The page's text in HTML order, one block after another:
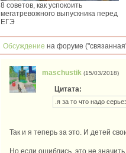
8 советов, как успокоить
мегатревожного выпускника перед
ЕГЭ
Обсуждение на форуме
maschustik (15/03/2018)
Цитата:
.я за то что надо
Так и я теперь за это. И детей
Но если ошиблись, это не